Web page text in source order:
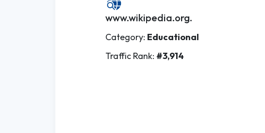
www.wikipedia.org.
Category: Educational
Traffic Rank: #3,914